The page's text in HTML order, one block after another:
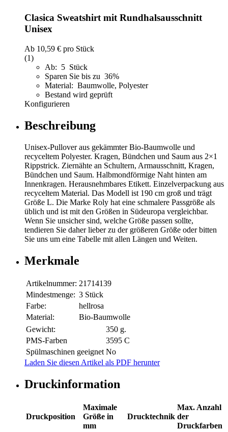
Clasica Sweatshirt mit Rundhalsausschnitt
Unisex
Ab 10,59 € pro Stück
(1)
Ab: 5 Stück
Sparen Sie bis zu 36%
Material: Baumwolle, Polyester
Bestand wird geprüft
Konfigurieren
Beschreibung
Unisex-Pullover aus gekämmter Bio-Baumwolle und
recyceltem Polyester. Kragen, Bündchen und Saum aus 2×1
Rippstrick. Ziernähte an Schultern, Armausschnitt, Kragen,
Bündchen und Saum. Halbmondförmige Naht hinten am
Innenkragen. Herausnehmbares Etikett. Einzelverpackung aus
recyceltem Material. Das Modell ist 190 cm groß und trägt
Größe L. Die Marke Roly hat eine schmalere Passgröße als
üblich und ist mit den Größen in Südeuropa vergleichbar.
Wenn Sie unsicher sind, welche Größe passen sollte,
tendieren Sie daher lieber zu der größeren Größe oder bitten
Sie uns um eine Tabelle mit allen Längen und Weiten.
Merkmale
Artikelnummer: 21714139
Mindestmenge: 3 Stück
Farbe:
hellrosa
Material:
Bio-Baumwolle
Gewicht:
350 g.
PMS-Farben
3595 C
Spülmaschinen geeignet No
Laden Sie diesen Artikel als PDF herunter
Druckinformation
Druckposition
Maximale
Größe in
mm
Drucktechnik
Max. Anzahl
der
Druckfarben